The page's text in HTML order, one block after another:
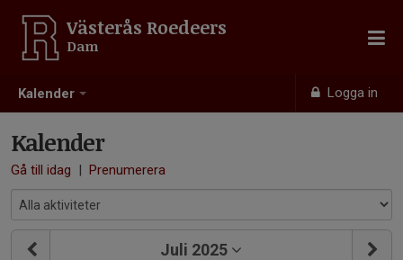
Kalender Logga in
Västerås Roedeers
Dam
Kalender
Gå till idag | Prenumerera
Juli 2025